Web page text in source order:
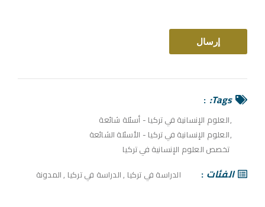
Tags:
العلوم الإنسانية في تركيا - أسئلة شائعة
العلوم الإنسانية في تركيا - الأسئلة الشائعة
تخصص العلوم الإنسانية في تركيا
الفئات الدراسة في تركيا ,الدراسة في تركيا ,المدونة